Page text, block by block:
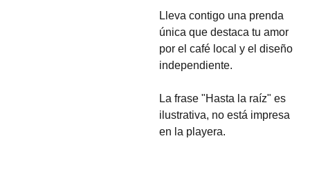
Lleva contigo una prenda
única que destaca tu amor
por el café local y el diseño
independiente.
La frase "Hasta la raíz" es
ilustrativa, no está impresa
en la playera.